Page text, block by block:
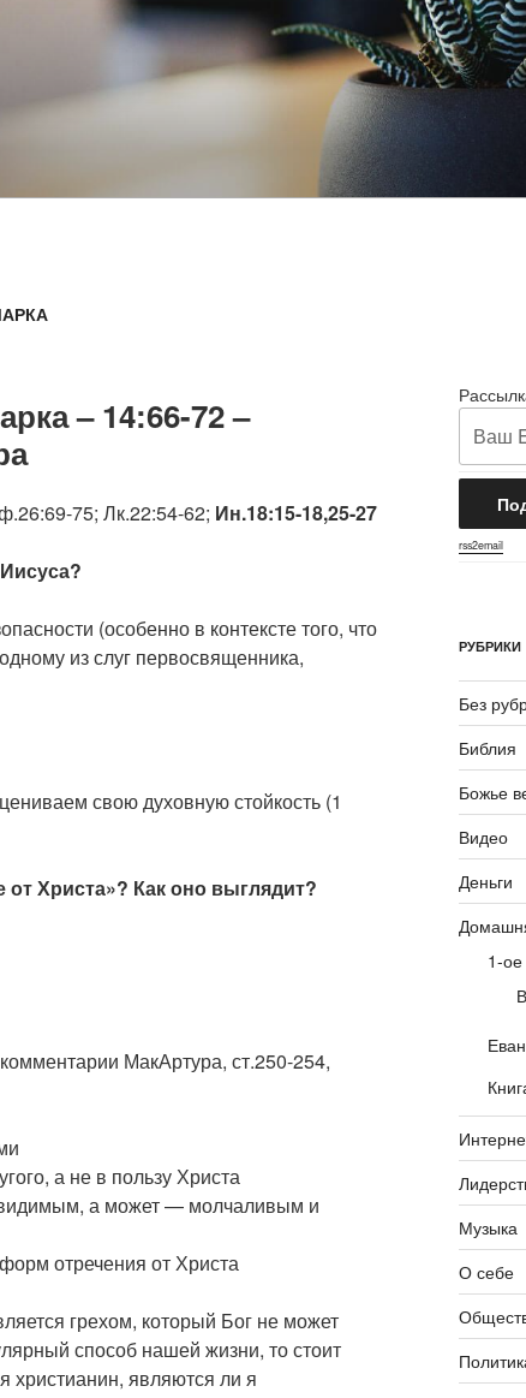
– 14:66-72 –
75; Лк.22:54-62; Ин.18:15-18,25-27
(особенно в контексте того, что
из слуг первосвященника,
свою духовную стойкость (1
от Христа»? Как оно выглядит?
МакАртура, ст.250-254,
а не в пользу Христа
а может — молчаливым и
отречения от Христа
грехом, который Бог не может
способ нашей жизни, то стоит
христианин, являются ли я
rss2email
РУБРИКИ
Без
Библия
Божье
Видео
Деньги
1-
Музыка
О себе